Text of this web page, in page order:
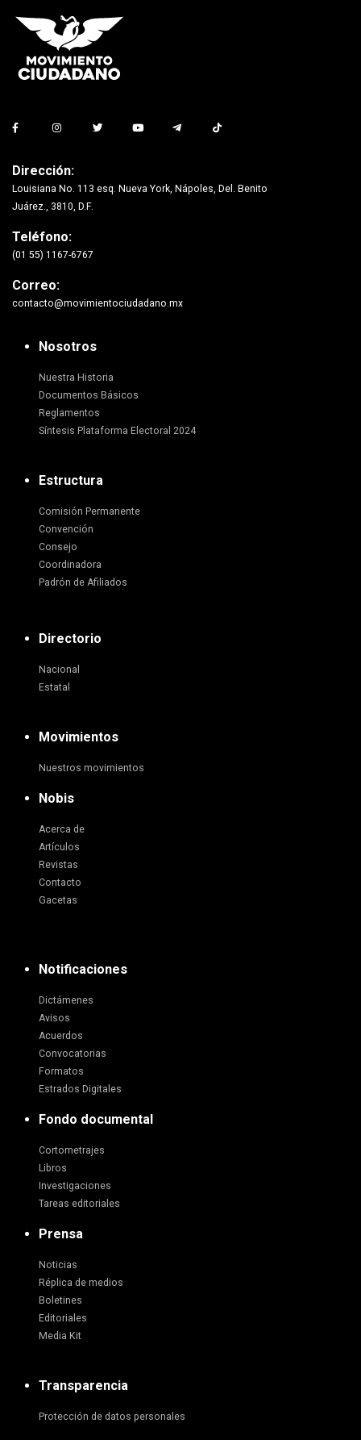
Dirección:
Louisiana No. 113 esq. Nueva York, Nápoles, Del. Benito
Juárez., 3810, D.F.
Teléfono:
(01 55) 1167-6767
Correo:
contacto@movimientociudadano.mx
Nosotros
Nuestra Historia
Documentos Básicos
Reglamentos
Síntesis Plataforma Electoral 2024
Estructura
Comisión Permanente
Convención
Consejo
Coordinadora
Padrón de Afiliados
Directorio
Nacional
Estatal
Movimientos
Nuestros movimientos
Nobis
Acerca de
Artículos
Revistas
Contacto
Gacetas
Notificaciones
Dictámenes
Avisos
Acuerdos
Convocatorias
Formatos
Estrados Digitales
Fondo documental
Cortometrajes
Libros
Investigaciones
Tareas editoriales
Prensa
Noticias
Réplica de medios
Boletines
Editoriales
Media Kit
Transparencia
Protección de datos personales